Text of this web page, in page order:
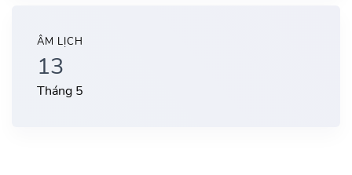
ÂM LỊCH
13
Tháng 5